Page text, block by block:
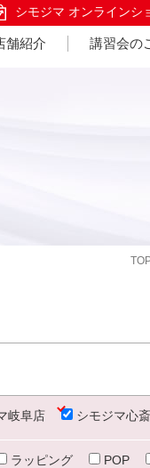
シモジマ オンラインシ
舗紹介 講習会の
岐阜店 シモジマ心
ラッピング POP